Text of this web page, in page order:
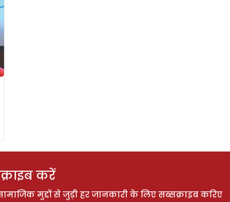
करें
मुद्दों से जुड़ी हर जानकारी के लिए सब्सक्राइब करिए